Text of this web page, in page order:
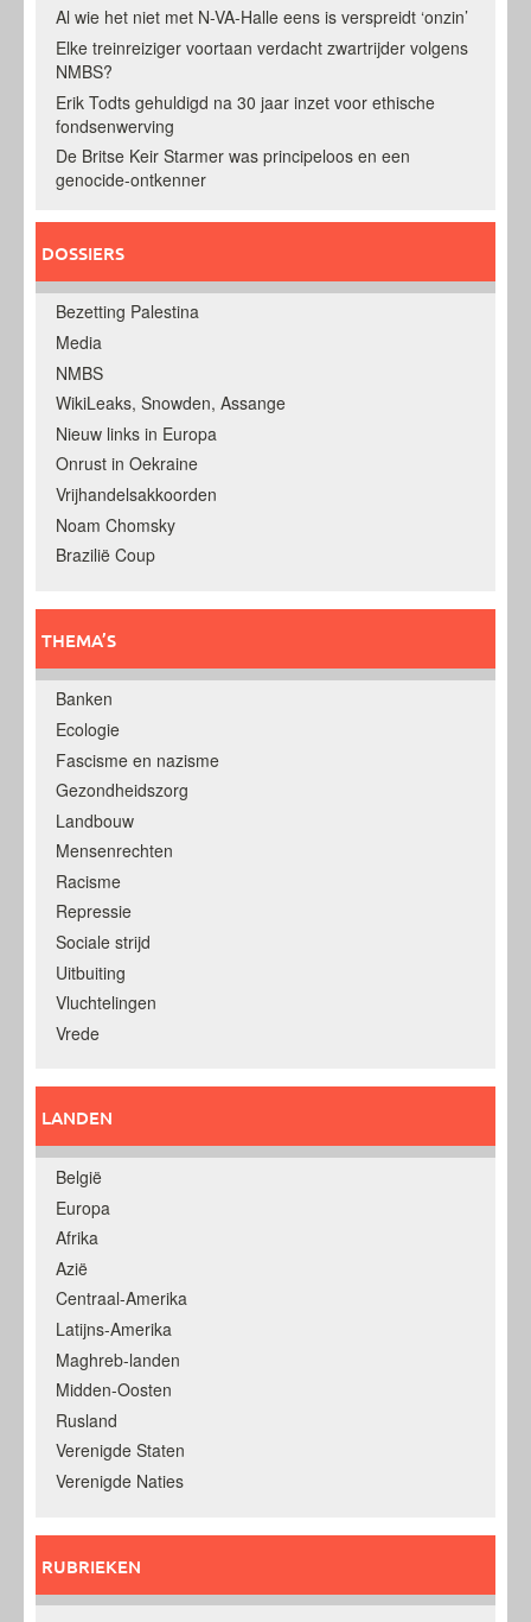
Al wie het niet met N-VA-Halle eens is verspreidt ‘onzin’
Elke treinreiziger voortaan verdacht zwartrijder volgens
NMBS?
Erik Todts gehuldigd na 30 jaar inzet voor ethische
fondsenwerving
De Britse Keir Starmer was principeloos en een
genocide-ontkenner
DOSSIERS
Bezetting Palestina
Media
NMBS
WikiLeaks, Snowden, Assange
Nieuw links in Europa
Onrust in Oekraine
Vrijhandelsakkoorden
Noam Chomsky
Brazilië Coup
THEMA’S
Banken
Ecologie
Fascisme en nazisme
Gezondheidszorg
Landbouw
Mensenrechten
Racisme
Repressie
Sociale strijd
Uitbuiting
Vluchtelingen
Vrede
LANDEN
België
Europa
Afrika
Azië
Centraal-Amerika
Latijns-Amerika
Maghreb-landen
Midden-Oosten
Rusland
Verenigde Staten
Verenigde Naties
RUBRIEKEN